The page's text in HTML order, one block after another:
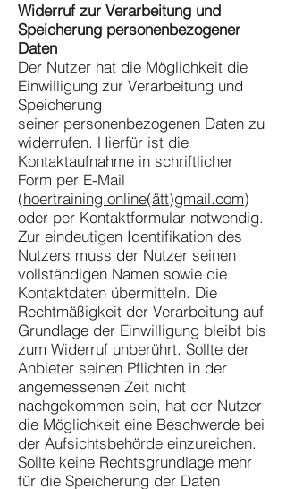
Widerruf zur Verarbeitung und
Speicherung personenbezogener
Daten
Der Nutzer hat die Möglichkeit die
Einwilligung zur Verarbeitung und
Speicherung
seiner personenbezogenen Daten zu
widerrufen. Hierfür ist die
Kontaktaufnahme in schriftlicher
Form per E-Mail
(hoertraining.online(ätt)gmail.com)
oder per Kontaktformular notwendig.
Zur eindeutigen Identifikation des
Nutzers muss der Nutzer seinen
vollständigen Namen sowie die
Kontaktdaten übermitteln. Die
Rechtmäßigkeit der Verarbeitung auf
Grundlage der Einwilligung bleibt bis
zum Widerruf unberührt. Sollte der
Anbieter seinen Pflichten in der
angemessenen Zeit nicht
nachgekommen sein, hat der Nutzer
die Möglichkeit eine Beschwerde bei
der Aufsichtsbehörde einzureichen.
Sollte keine Rechtsgrundlage mehr
für die Speicherung der Daten